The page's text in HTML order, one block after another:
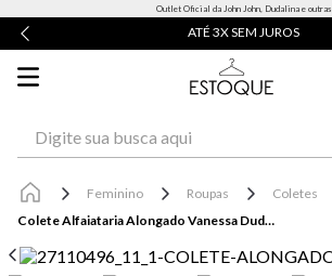
Outlet Oficial da John John, Dudalina e outras
ATÉ 3X SEM JUROS
Feminino Roupas
Coletes
Colete Alfaiataria Alongado Vanessa Dudalina Feminina